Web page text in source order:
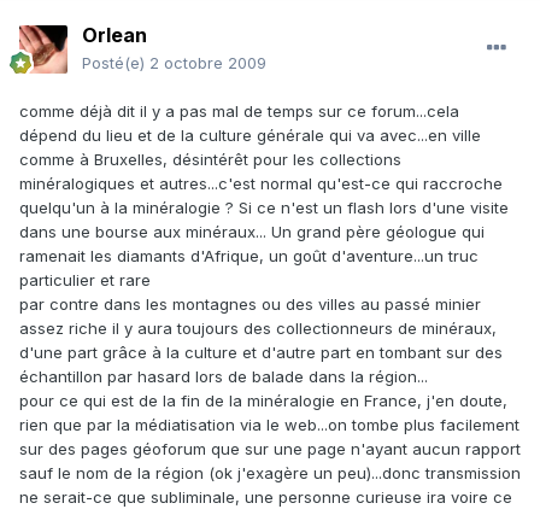
Orlean
Posté(e) 2 octobre 2009
comme déjà dit il y a pas mal de temps sur ce forum...cela
dépend du lieu et de la culture générale qui va avec...en ville
comme à Bruxelles, désintérêt pour les collections
minéralogiques et autres...c'est normal qu'est-ce qui raccroche
quelqu'un à la minéralogie ? Si ce n'est un flash lors d'une visite
dans une bourse aux minéraux... Un grand père géologue qui
ramenait les diamants d'Afrique, un goût d'aventure...un truc
particulier et rare
par contre dans les montagnes ou des villes au passé minier
assez riche il y aura toujours des collectionneurs de minéraux,
d'une part grâce à la culture et d'autre part en tombant sur des
échantillon par hasard lors de balade dans la région...
pour ce qui est de la fin de la minéralogie en France, j'en doute,
rien que par la médiatisation via le web...on tombe plus facilement
sur des pages géoforum que sur une page n'ayant aucun rapport
sauf le nom de la région (ok j'exagère un peu)...donc transmission
ne serait-ce que subliminale, une personne curieuse ira voire ce